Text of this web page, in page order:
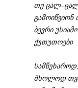
თუ
ბევრი
ქუთუთოები
მხოლოდ